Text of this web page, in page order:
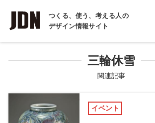
つくる、使う、考える人の
デザイン情報サイト
INTERVIEW
インタビュー
COLUMN
コラム
三輪休雪
関連記事
イベント